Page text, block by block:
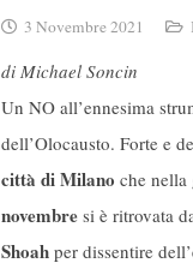
3 Novembre 2021
di Michael Soncin
Un NO all’ennesima
dell’Olocausto. Forte e
città di Milano che
novembre si è ritrovata
Shoah per dissentire